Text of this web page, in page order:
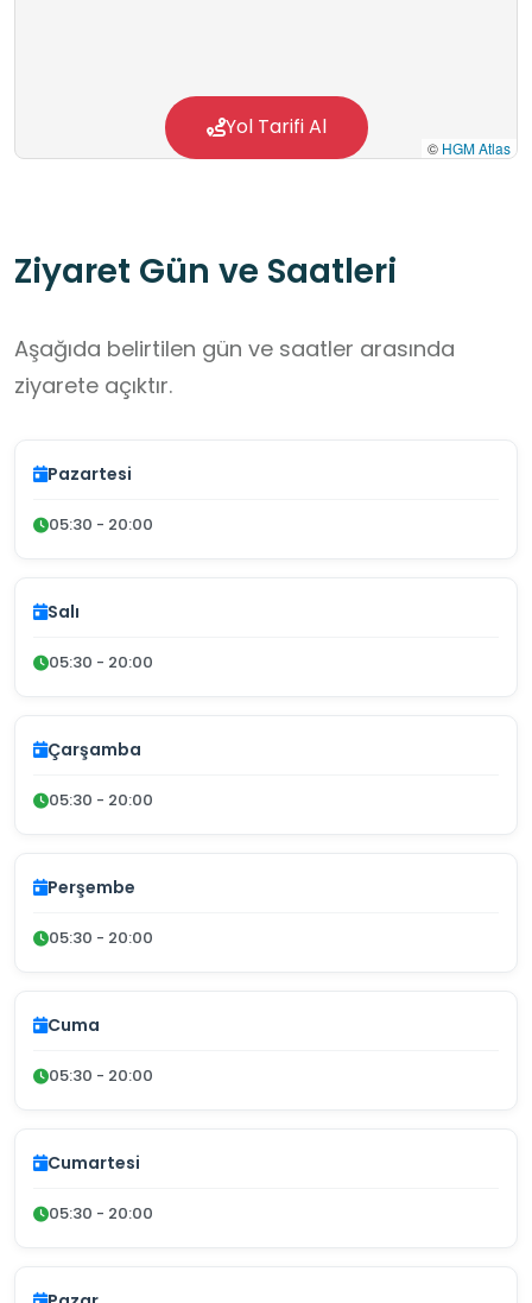
© HGM Atlas
Yol Tarifi Al
Ziyaret Gün ve Saatleri
Aşağıda belirtilen gün ve saatler arasında
ziyarete açıktır.
Pazartesi
05:30 - 20:00
Salı
05:30 - 20:00
Çarşamba
05:30 - 20:00
Perşembe
05:30 - 20:00
Cuma
05:30 - 20:00
Cumartesi
05:30 - 20:00